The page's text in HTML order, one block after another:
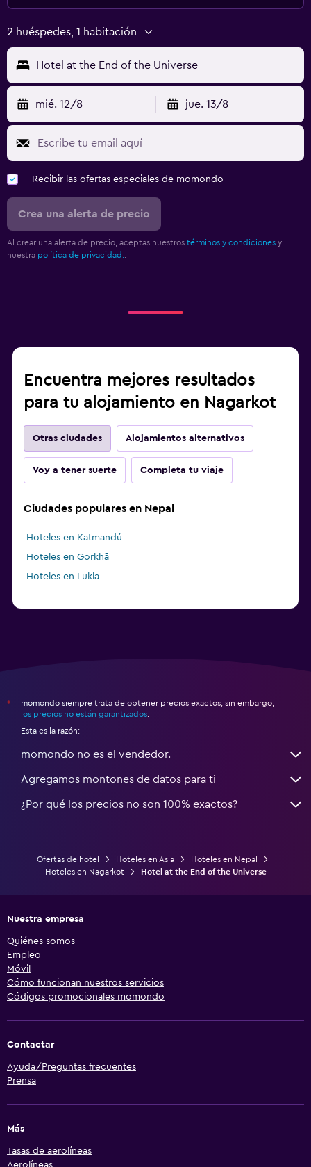
2 huéspedes, 1 habitación
Hotel at the End of the Universe
mié. 12/8 jue. 13/8
Recibir las ofertas especiales de momondo
Crea una alerta de precio
Al crear una alerta de precio, aceptas nuestros términos y condiciones y
nuestra política de privacidad.
Encuentra mejores resultados
para tu alojamiento en Nagarkot
Otras ciudades Alojamientos alternativos
Voy a tener suerte Completa tu viaje
Ciudades populares en Nepal
Hoteles en Katmandú
Hoteles en Gorkhā
Hoteles en Lukla
*
momondo siempre trata de obtener precios exactos, sin embargo,
los precios no están garantizados
Esta es la razón:
momondo no es el vendedor.
Agregamos montones de datos para ti
¿Por qué los precios no son 100% exactos?
Ofertas de hotel Hoteles en Asia
Hoteles en Nepal
Hoteles en Nagarkot
Hotel at the End of the Universe
Nuestra empresa
Quiénes somos
Empleo
Móvil
Cómo funcionan nuestros servicios
Códigos promocionales momondo
Contactar
Ayuda/Preguntas frecuentes
Prensa
Más
Tasas de aerolíneas
Aerolíneas